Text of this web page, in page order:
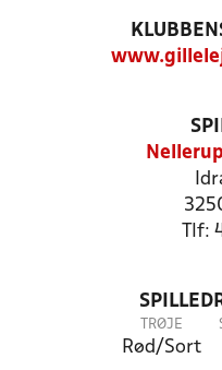
Tlf:
TRØJE
Rød/Sort